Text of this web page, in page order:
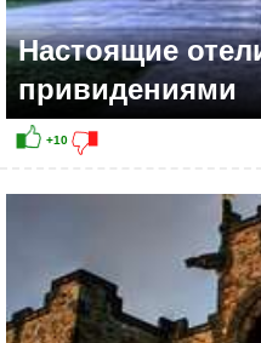
Настоящие
привидениями